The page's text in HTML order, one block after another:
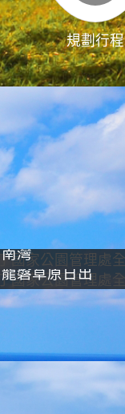
規劃行程
南灣
龍磐草原日出